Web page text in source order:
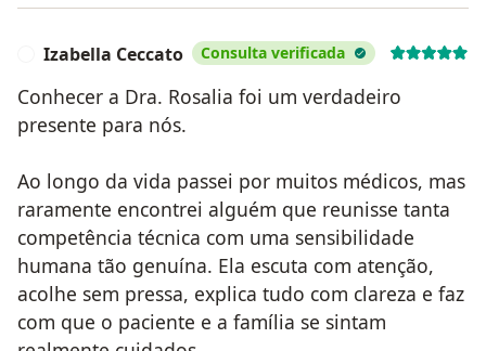
Izabella Ceccato Consulta verificada
Conhecer a Dra. Rosalia foi um verdadeiro
presente para nós.
Ao longo da vida passei por muitos médicos, mas
raramente encontrei alguém que reunisse tanta
competência técnica com uma sensibilidade
humana tão genuína. Ela escuta com atenção,
acolhe sem pressa, explica tudo com clareza e faz
com que o paciente e a família se sintam